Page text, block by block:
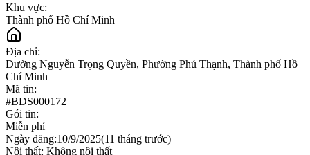
Khu vực:
Thành phố Hồ Chí Minh
Địa chỉ:
Đường Nguyễn Trọng Quyền, Phường Phú Thạnh, Thành phố Hồ
Chí Minh
Mã tin:
#BDS000172
Gói tin:
Miễn phí
Ngày đăng:10/9/2025(11 tháng trước)
Nội thất: Không nội thất